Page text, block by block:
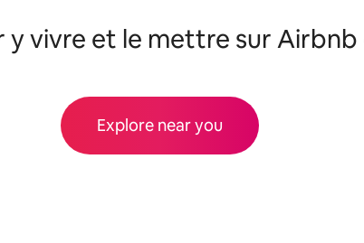
y vivre et le mettre sur
Explore near you